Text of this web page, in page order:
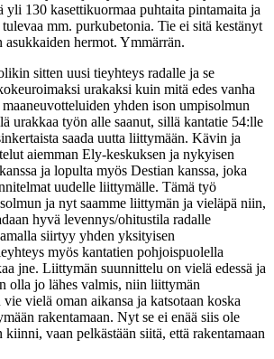
130 kasettikuormaa puhtaita pintamaita ja
mm. purkubetonia. Tie ei sitä kestänyt
asukkaiden hermot. Ymmärrän.
sitten uusi tieyhteys radalle ja se
urakaksi kuin mitä edes vanha
yhden ison umpisolmun
urakkaa työn alle saanut, sillä kantatie 54:lle
saada uutta liittymään. Kävin ja
aiemman Ely-keskuksen ja nykyisen
ja lopulta myös Destian kanssa, joka
uudelle liittymälle. Tämä työ
ja nyt saamme liittymän ja vieläpä niin,
hyvä levennys/ohitustila radalle
siirtyy yhden yksityisen
myös kantatien pohjoispuolella
jne. Liittymän suunnittelu on vielä edessä ja
olla jo lähes valmis, niin liittymän
vielä oman aikansa ja katsotaan koska
rakentamaan. Nyt se ei enää siis ole
kiinni, vaan pelkästään siitä, että rakentamaan